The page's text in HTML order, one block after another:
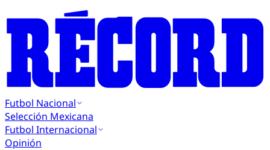
Futbol Nacional
Selección Mexicana
Futbol Internacional
Opinión